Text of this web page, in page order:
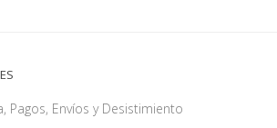
Pagos, Envíos y Desistimiento